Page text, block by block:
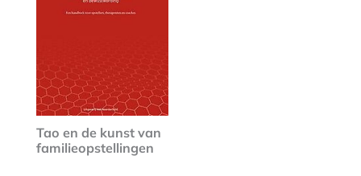
Tao en de kunst van
familieopstellingen